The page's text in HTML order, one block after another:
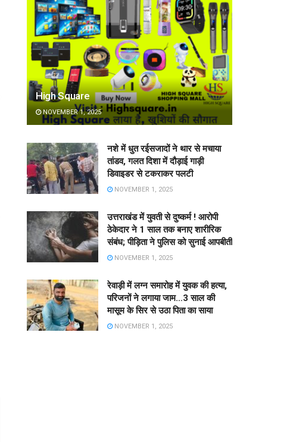
High Square
NOVEMBER 1, 2025
नशे में धुत रईसजादों ने थार से मचाया
तांडव, गलत दिशा में दौड़ाई गाड़ी
डिवाइडर से टकराकर पलटी
NOVEMBER 1, 2025
उत्तराखंड में युवती से दुष्कर्म ! आरोपी
ठेकेदार ने 1 साल तक बनाए शारीरिक
संबंध; पीड़िता ने पुलिस को सुनाई आपबीती
NOVEMBER 1, 2025
रेवाड़ी में लग्न समारोह में युवक की हत्या,
परिजनों ने लगाया जाम…3 साल की
मासूम के सिर से उठा पिता का साया
NOVEMBER 1, 2025